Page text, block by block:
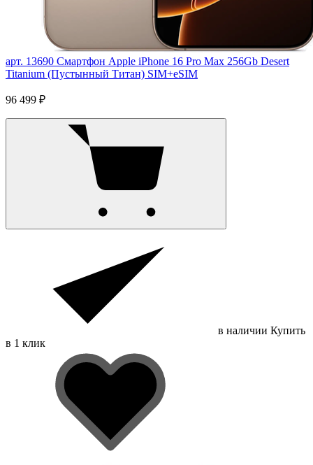
арт. 13690 Смартфон Apple iPhone 16 Pro Max 256Gb Desert
Titanium (Пустынный Титан) SIM+eSIM
96 499 ₽
в наличии Купить
в 1 клик